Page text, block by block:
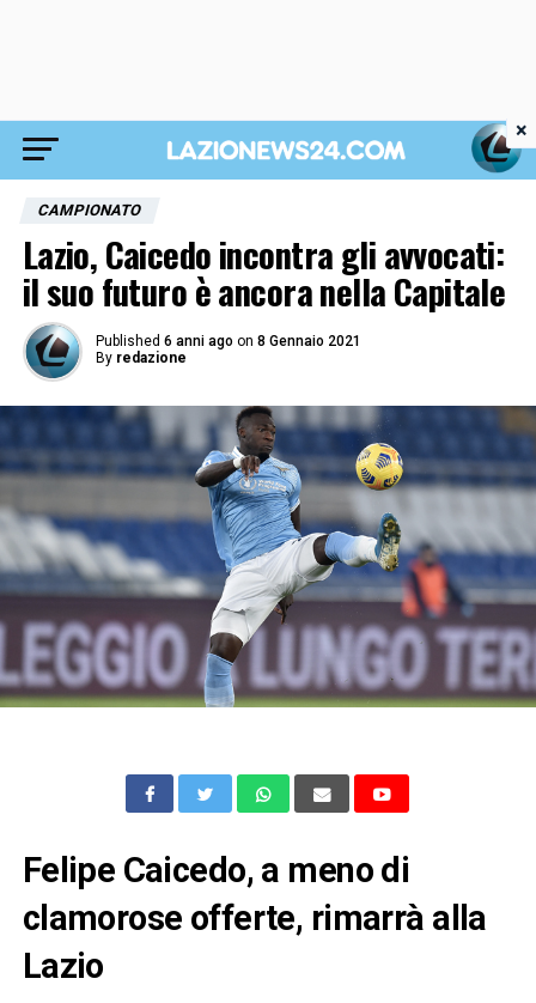
CAMPIONATO
Lazio, Caicedo incontra gli avvocati:
il suo futuro è ancora nella Capitale
Published 6 anni ago on 8 Gennaio 2021
By redazione
Felipe Caicedo, a meno di
clamorose offerte, rimarrà alla
Lazio
×